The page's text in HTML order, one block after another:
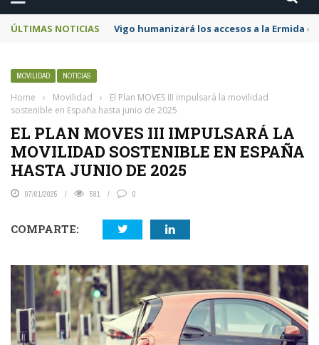
ÚLTIMAS NOTICIAS Vigo humanizará los accesos a la Ermida
MOVILIDAD NOTICIAS
Home › Movilidad ›
El Plan MOVES III impulsará la movilidad
sostenible en España hasta junio de 2025
EL PLAN MOVES III IMPULSARÁ LA
MOVILIDAD SOSTENIBLE EN ESPAÑA
HASTA JUNIO DE 2025
07/01/2025 591 0
COMPARTE: